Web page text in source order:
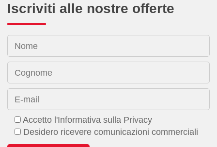
Iscriviti alle nostre offerte
Nome
Cognome
E-mail
Accetto l'Informativa sulla Privacy
Desidero ricevere comunicazioni commerciali